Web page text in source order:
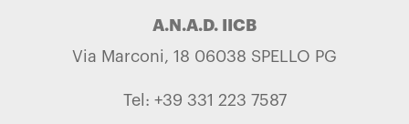
A.N.A.D. IICB
Via Marconi, 18 06038 SPELLO PG
Tel: +39 331 223 7587